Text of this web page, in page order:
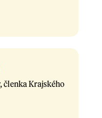
členka Krajského